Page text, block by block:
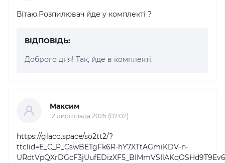
Вітаю.Розпилювач йде у комплекті ?
ВІДПОВІДЬ:
Доброго дня! Так, йде в комплекті.
Максим
12 листопада 2025 (07:02)
https://glaco.space/so2tt2/?
ttclid=E_C_P_CswBETgFk6R-hY7XTtAGmiKDV-n-